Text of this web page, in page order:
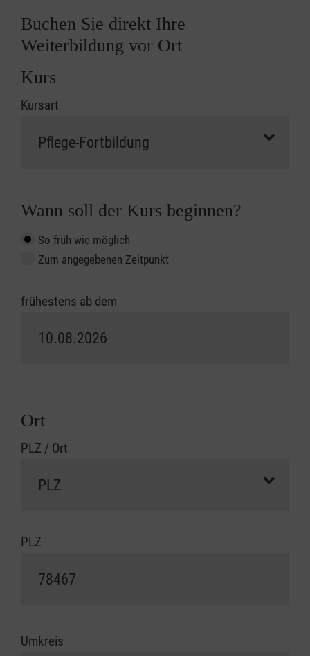
Buchen Sie direkt Ihre
Weiterbildung vor Ort
Kurs
Kursart
Wann soll der Kurs beginnen?
So früh wie möglich
Zum angegebenen Zeitpunkt
frühestens ab dem
Ort
PLZ / Ort
PLZ
Umkreis